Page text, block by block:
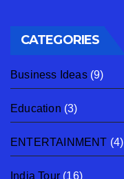
CATEGORIES
Business Ideas(9)
Education (3)
ENTERTAINMENT (4)
India Tour (16)